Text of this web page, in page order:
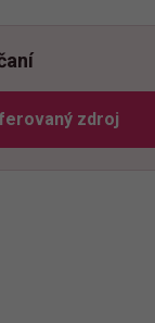
zdroj
odkaz sa